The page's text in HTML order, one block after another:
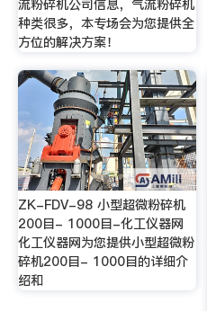
流粉碎机公司信息，气流粉碎机
种类很多，本专场会为您提供全
方位的解决方案！
ZK-FDV-98 小型超微粉碎机
200目- 1000目-化工仪器网
化工仪器网为您提供小型超微粉
碎机200目- 1000目的详细介
绍和